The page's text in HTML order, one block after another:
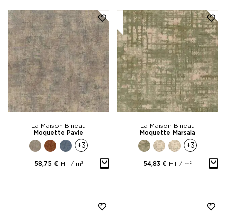
La Maison Bineau
Moquette Pavie
+3
58,75 € HT / m²
La Maison Bineau
Moquette Marsala
+3
54,83 € HT / m²